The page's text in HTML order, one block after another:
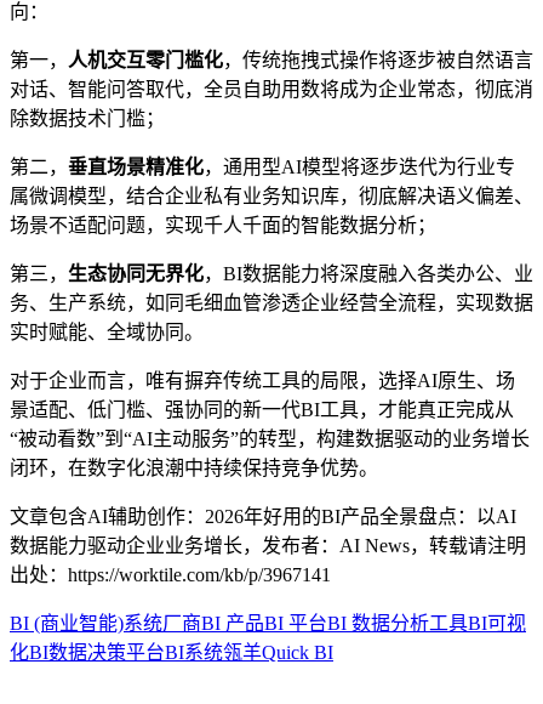
向：
第一， 人机交互零门槛化，传统拖拽式操作将逐步被自然语言
对话、智能问答取代，全员自助用数将成为企业常态，彻底消
除数据技术门槛；
第二， 垂直场景精准化，通用型AI模型将逐步迭代为行业专
属微调模型，结合企业私有业务知识库，彻底解决语义偏差、
场景不适配问题，实现千人千面的智能数据分析；
第三， 生态协同无界化，BI数据能力将深度融入各类办公、业
务、生产系统，如同毛细血管渗透企业经营全流程，实现数据
实时赋能、全域协同。
对于企业而言，唯有摒弃传统工具的局限，选择AI原生、场
景适配、低门槛、强协同的新一代BI工具，才能真正完成从
“被动看数”到“AI主动服务”的转型，构建数据驱动的业务增长
闭环，在数字化浪潮中持续保持竞争优势。
文章包含AI辅助创作：2026年好用的BI产品全景盘点：以AI
数据能力驱动企业业务增长，发布者：AI News，转载请注明
出处： https://worktile.com/kb/p/3967141
BI (商业智能)系统厂商BI 产品BI 平台BI 数据分析工具BI可视
化BI数据决策平台BI系统瓴羊Quick BI